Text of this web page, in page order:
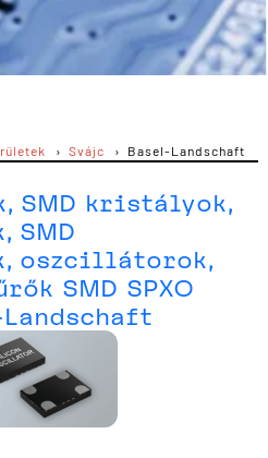
Svájc Basel-Landschaft
SMD kristályok,
SMD
oszcillátorok,
SMD SPXO